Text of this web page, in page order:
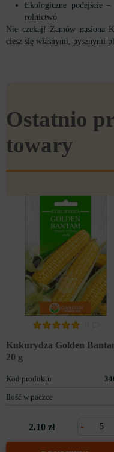
Ekologiczne podejście
rolnictwo
Nie czekaj! Zamów nasiona
ciesz się własnymi, pysznymi
Ostatnio
towary
Kukurydza Golden
20 g
Kod produktu
Ilość w paczce
2.10 zł -